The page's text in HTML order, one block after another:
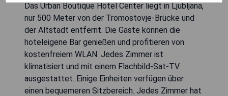
Das Urban Boutique Hotel Center liegt in Ljubljana,
nur 500 Meter von der Tromostovje-Brücke und
der Altstadt entfernt. Die Gäste können die
hoteleigene Bar genießen und profitieren von
kostenfreiem WLAN. Jedes Zimmer ist
klimatisiert und mit einem Flachbild-Sat-TV
ausgestattet. Einige Einheiten verfügen über
einen bequemeren Sitzbereich. Jedes Zimmer hat